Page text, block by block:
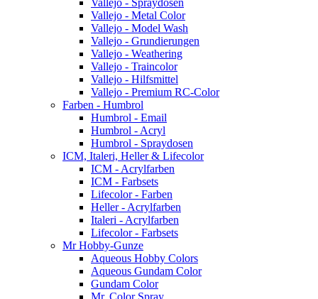
Vallejo - Spraydosen
Vallejo - Metal Color
Vallejo - Model Wash
Vallejo - Grundierungen
Vallejo - Weathering
Vallejo - Traincolor
Vallejo - Hilfsmittel
Vallejo - Premium RC-Color
Farben - Humbrol
Humbrol - Email
Humbrol - Acryl
Humbrol - Spraydosen
ICM, Italeri, Heller & Lifecolor
ICM - Acrylfarben
ICM - Farbsets
Lifecolor - Farben
Heller - Acrylfarben
Italeri - Acrylfarben
Lifecolor - Farbsets
Mr Hobby-Gunze
Aqueous Hobby Colors
Aqueous Gundam Color
Gundam Color
Mr. Color Spray